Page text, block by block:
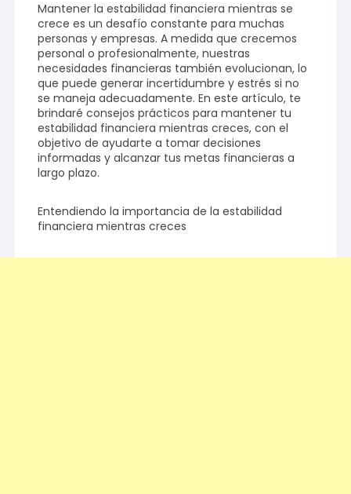
Mantener la estabilidad financiera mientras se
crece es un desafío constante para muchas
personas y empresas. A medida que crecemos
personal o profesionalmente, nuestras
necesidades financieras también evolucionan, lo
que puede generar incertidumbre y estrés si no
se maneja adecuadamente. En este artículo, te
brindaré consejos prácticos para mantener tu
estabilidad financiera mientras creces, con el
objetivo de ayudarte a tomar decisiones
informadas y alcanzar tus metas financieras a
largo plazo.
Entendiendo la importancia de la estabilidad
financiera mientras creces